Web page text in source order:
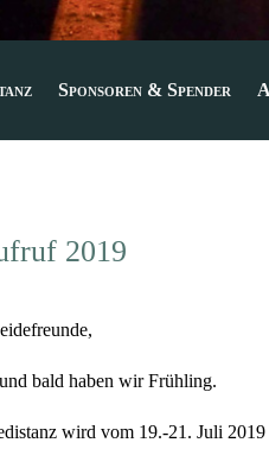
Sponsoren & Spender
2019
bald haben wir Frühling.
wird vom 19.-21. Juli 2019